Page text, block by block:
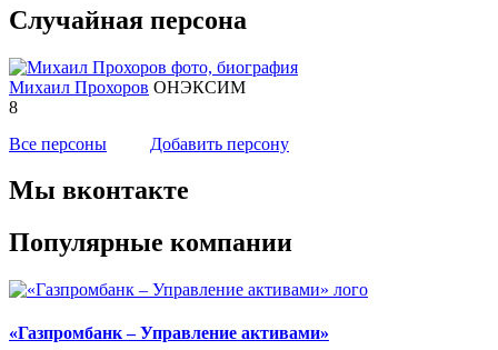
Случайная персона
Михаил Прохоров ОНЭКСИМ
8
Все персоны
Добавить персону
Мы вконтакте
Популярные компании
«Газпромбанк – Управление активами»